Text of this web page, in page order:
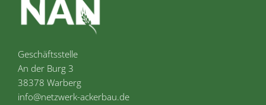
Geschäftsstelle
An der Burg 3
38378 Warberg
info@netzwerk-ackerbau.de